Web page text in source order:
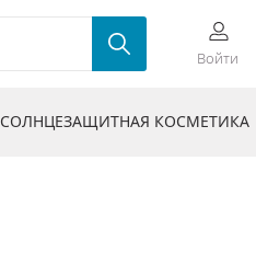
Войти
СОЛНЦЕЗАЩИТНАЯ КОСМЕТИКА